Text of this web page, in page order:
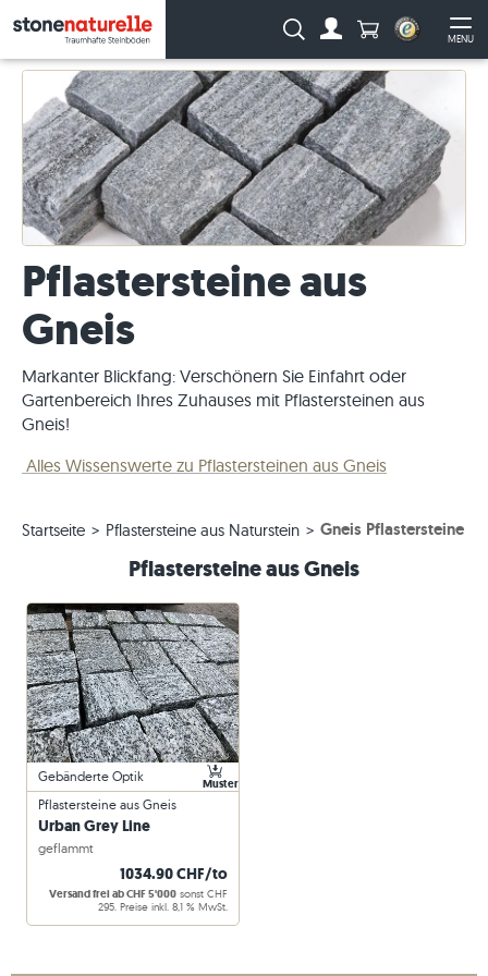
MENU
Suche: Anzahl
Pflastersteine aus
Gneis
Markanter Blickfang: Verschönern Sie Einfahrt oder
Gartenbereich Ihres Zuhauses mit Pflastersteinen aus
Gneis!
Alles Wissenswerte zu Pflastersteinen aus Gneis
Startseite Pflastersteine aus Naturstein Gneis Pflastersteine
Pflastersteine aus Gneis
Pflastersteine aus Gneis
Urban Grey Line
geflammt
1034.90 CHF/to
Versand frei ab CHF 5'000 sonst CHF
295. Preise inkl. 8,1 % MwSt.
Gebänderte Optik Muster